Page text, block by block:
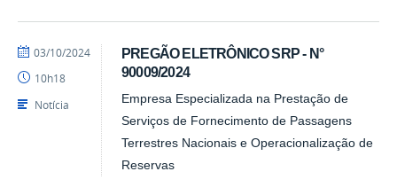
PREGÃO ELETRÔNICO SRP - N°
90009/2024
Empresa Especializada na Prestação de
Serviços de Fornecimento de Passagens
Terrestres Nacionais e Operacionalização de
Reservas
por
-
PRA
publicado
03/10/2024
10h18
Notícia